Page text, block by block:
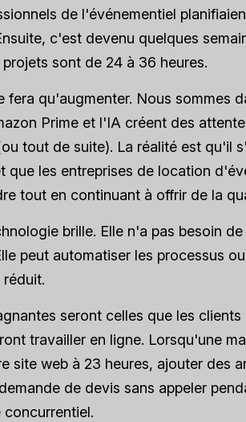
de l'événementiel
c'est devenu quelques
sont de 24 à 36 heures.
fera qu'augmenter. Nous sommes
Prime et l'IA créent des
tout de suite). La réalité est qu'il
que les entreprises de location
tout en continuant à offrir de la
brille. Elle n'a pas besoin
peut automatiser les processus
seront celles que les
travailler en ligne. Lorsqu'une
site web à 23 heures, ajouter des
de devis sans appeler